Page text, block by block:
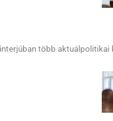
több aktuálpolitikai